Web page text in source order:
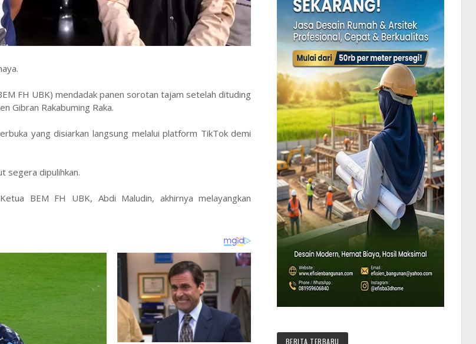
FH UBK) mendadak panen sorotan tajam setelah dituding
Gibran Rakabuming Raka.
yang disiarkan langsung melalui platform TikTok demi
segera dipulihkan.
BEM FH UBK, Abdi Maludin, akhirnya melayangkan
BERITA TERBARU